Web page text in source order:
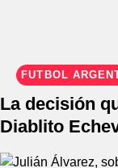
FÚTBOL
La decisión
Diablito